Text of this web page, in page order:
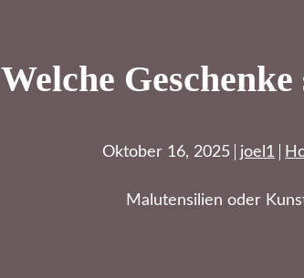
Welche
Oktober 16, 2025 joel1
Malutensilien oder